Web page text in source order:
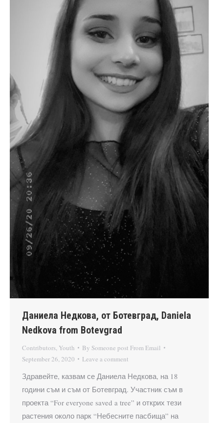
Даниела Недкова, от Ботевград, Daniela
Nedkova from Botevgrad
Contributors, Youth By Someone post From Email
September 26, 2020
Leave a comment
Здравейте, казвам се Даниела Недкова, на 18
години съм и съм от Ботевград. Участник съм в
проекта “For everyone saved a tree” и открих тези
растения около парк “Небесните пасбища” на